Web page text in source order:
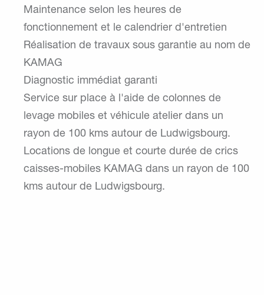
Maintenance selon les heures de
fonctionnement et le calendrier d'entretien
Réalisation de travaux sous garantie au nom de
KAMAG
Diagnostic immédiat garanti
Service sur place à l'aide de colonnes de
levage mobiles et véhicule atelier dans un
rayon de 100 kms autour de Ludwigsbourg.
Locations de longue et courte durée de crics
caisses-mobiles KAMAG dans un rayon de 100
kms autour de Ludwigsbourg.